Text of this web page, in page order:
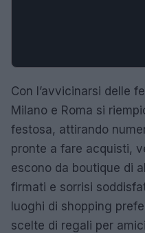
Con l’avvicinarsi delle
Milano e Roma si
festosa, attirando
pronte a fare acquisti,
escono da boutique di
firmati e sorrisi
luoghi di shopping
scelte di regali per